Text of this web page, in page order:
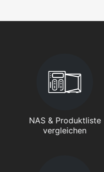
NAS & Produktliste
vergleichen